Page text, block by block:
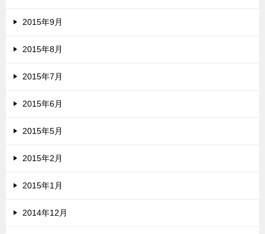
2015年9月
2015年8月
2015年7月
2015年6月
2015年5月
2015年2月
2015年1月
2014年12月